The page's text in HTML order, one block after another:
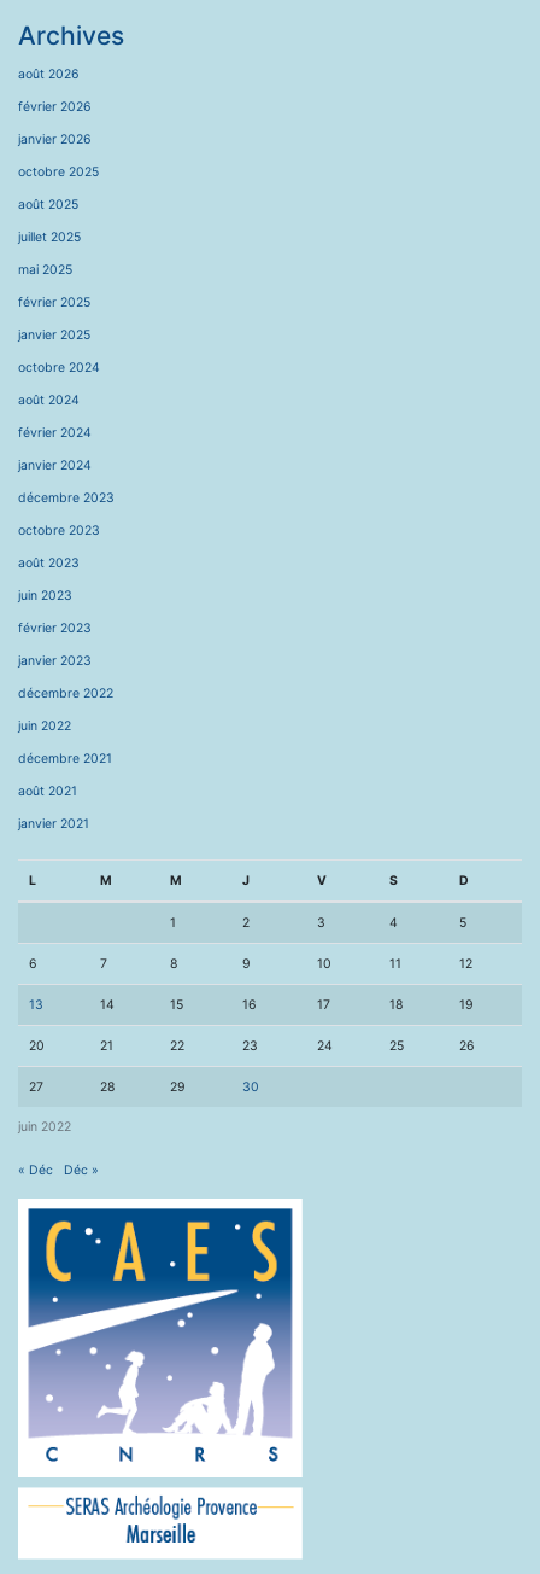
Archives
août 2026
février 2026
janvier 2026
octobre 2025
août 2025
juillet 2025
mai 2025
février 2025
janvier 2025
octobre 2024
août 2024
février 2024
janvier 2024
décembre 2023
octobre 2023
août 2023
juin 2023
février 2023
janvier 2023
décembre 2022
juin 2022
décembre 2021
août 2021
janvier 2021
juin 2022
L M M J V S D
1 2 3 4 5
6 7 8 9 10 11 12
13 14 15 16 17 18 19
20 21 22 23 24 25 26
27 28 29 30
« Déc Déc »